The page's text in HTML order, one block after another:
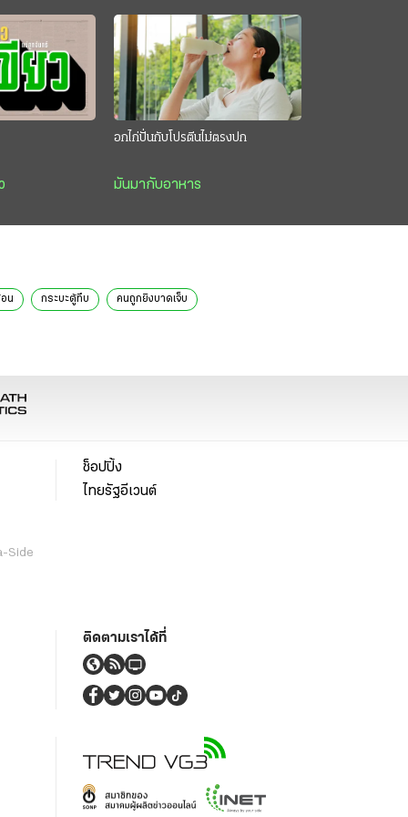
อกไก่ปั่นกับโปรตีนไม่ตรงปก
มันมากับอาหาร
น กระบะตู้ทึบ คนถูกยิงบาดเจ็บ
Side
ช็อปปิ้ง
ไทยรัฐอีเวนต์
ติดตามเราได้ที่